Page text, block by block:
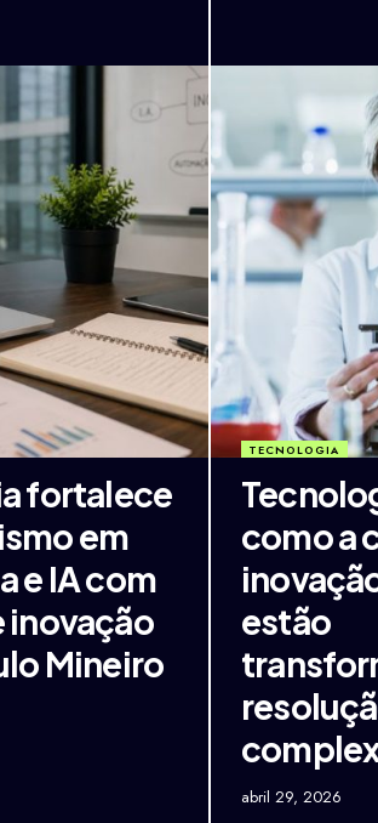
fortalece
em
e IA com
inovação
Mineiro
TECNOLOGIA
como a
estão
abril 29, 2026